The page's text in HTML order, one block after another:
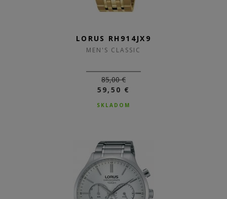
LORUS RH914JX9
MEN'S CLASSIC
85,00 €
59,50 €
SKLADOM